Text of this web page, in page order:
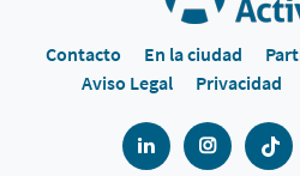
Contacto En la ciudad
Aviso Legal
Privacidad